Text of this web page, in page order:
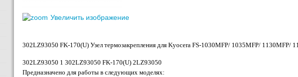
Увеличить изображение
302LZ93050 FK-170(U) Узел термозакрепления для Kyocera FS-1030MFP/ 1035MFP/ 1130MFP/
302LZ93050 1 302LZ93050 FK-170(U) 2LZ93050
Предназначено для работы в следующих моделях: